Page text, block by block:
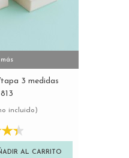
3 medidas
incluido)
AL CARRITO